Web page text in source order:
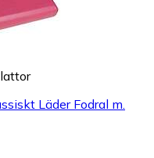
Läder Fodral m.